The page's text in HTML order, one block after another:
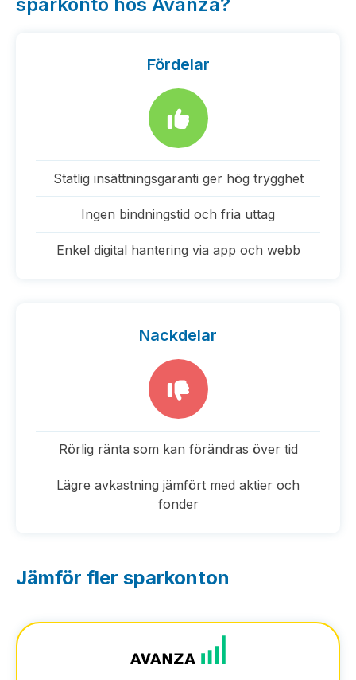
Fördelar
Statlig insättningsgaranti ger hög trygghet
Ingen bindningstid och fria uttag
Enkel digital hantering via app och webb
Nackdelar
Rörlig ränta som kan förändras över tid
Lägre avkastning jämfört med aktier och
fonder
Jämför fler sparkonton